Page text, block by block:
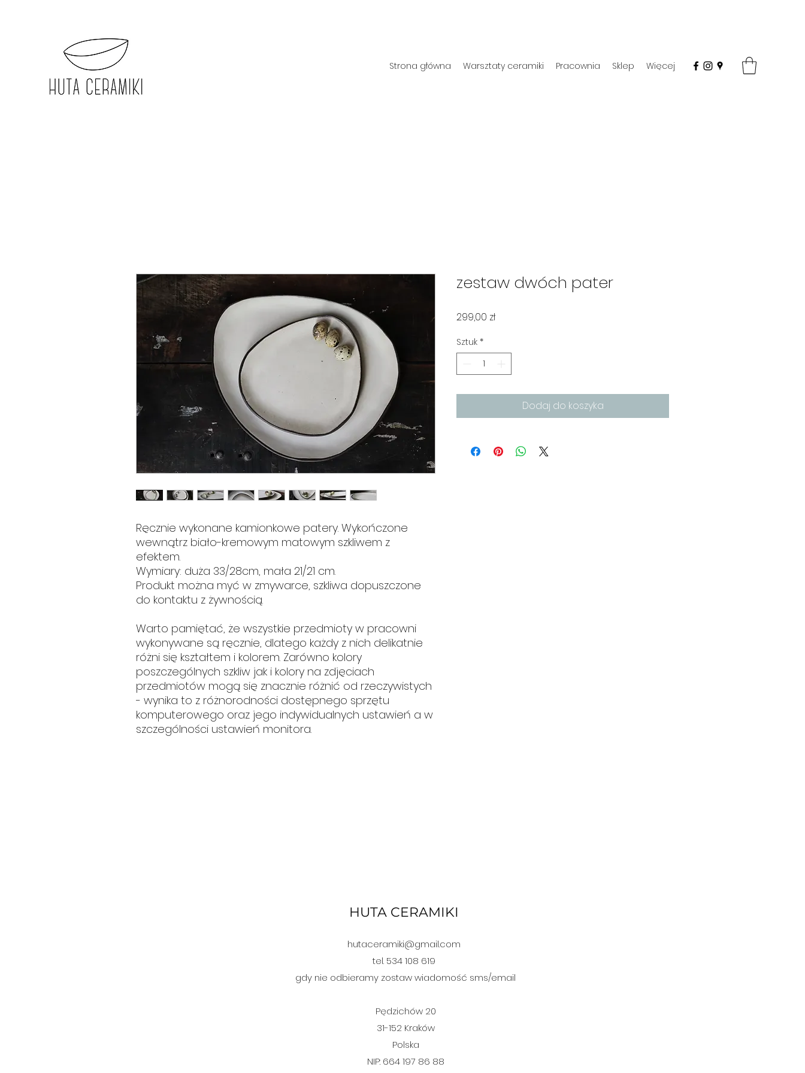
Strona główna Warsztaty ceramiki Pracownia Sklep Więcej
Ręcznie wykonane kamionkowe patery. Wykończone
wewnątrz biało-kremowym matowym szkliwem z
efektem.
Wymiary: duża 33/28cm, mała 21/21 cm.
Produkt można myć w zmywarce, szkliwa dopuszczone
do kontaktu z żywnością.
Warto pamiętać, że wszystkie przedmioty w pracowni
wykonywane są ręcznie, dlatego każdy z nich delikatnie
różni się kształtem i kolorem. Zarówno kolory
poszczególnych szkliw jak i kolory na zdjęciach
przedmiotów mogą się znacznie różnić od rzeczywistych
- wynika to z różnorodności dostępnego sprzętu
komputerowego oraz jego indywidualnych ustawień a w
szczególności ustawień monitora.
zestaw dwóch pater
299,00 złCena
Sztuk *
Dodaj do koszyka
HUTA CERAMIKI
hutaceramiki@gmail.com
tel. 534 108 619
gdy nie odbieramy zostaw wiadomość sms/email
Pędzichów 20
31-152 Kraków
Polska
NIP: 664 197 86 88